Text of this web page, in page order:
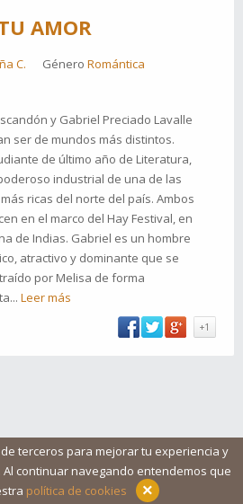
terceros para mejorar tu experiencia y
continuar navegando entendemos que
política de cookies ×
AMOR
C. Género Romántica
y Gabriel Preciado Lavalle
ser de mundos más distintos.
de último año de Literatura,
industrial de una de las
ricas del norte del país. Ambos
en el marco del Hay Festival, en
de Indias. Gabriel es un hombre
atractivo y dominante que se
por Melisa de forma
Leer más
+1
Aviso legal